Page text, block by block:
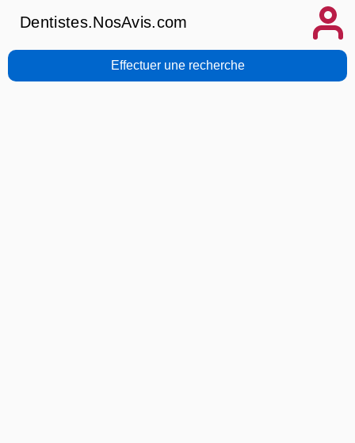
Dentistes.NosAvis.com
Effectuer une recherche